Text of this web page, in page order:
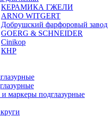
КЕРАМИКА ГЖЕЛИ
ARNO WITGERT
Добрушский фарфоровый завод
GOERG & SCHNEIDER
Cinikop
КНР
маркеры подглазурные